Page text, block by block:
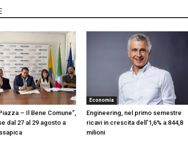
– Il Bene Comune”,
dal 27 al 29 agosto a
Economia
Engineering, nel primo semestre
ricavi in crescita dell’1,6% a 844,8
milioni